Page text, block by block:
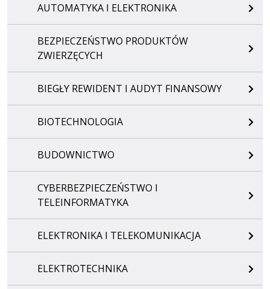
AUTOMATYKA I ELEKTRONIKA
BEZPIECZEŃSTWO PRODUKTÓW
ZWIERZĘCYCH
BIEGŁY REWIDENT I AUDYT FINANSOWY
BIOTECHNOLOGIA
BUDOWNICTWO
CYBERBEZPIECZEŃSTWO I
TELEINFORMATYKA
ELEKTRONIKA I TELEKOMUNIKACJA
ELEKTROTECHNIKA